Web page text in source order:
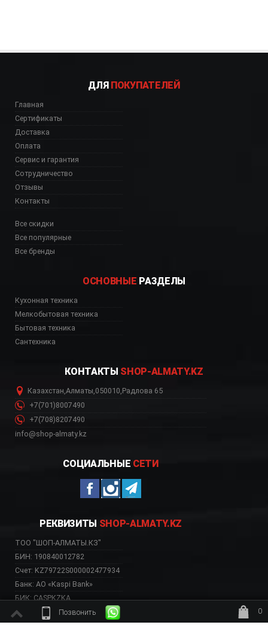
Позвонить
0
ждёт заказ
ДЛЯ ПОКУПАТЕЛЕЙ
Главная
Сертификаты
Доставка
Оплата
Сервис и гарантия
Сотрудничество
Отзывы
Контакты
Все скидки
Все популярные
Все бренды
ОСНОВНЫЕ РАЗДЕЛЫ
Кухонная техника
Мелкобытовая техника
Бытовая техника
Сантехника
КОНТАКТЫ SHOP-ALMATY.KZ
Казахстан,Алматы,050010,Радлова 65
+7(701)8007490
+7(708)8207490
info@shop-almaty.kz
СОЦИАЛЬНЫЕ СЕТИ
РЕКВИЗИТЫ SHOP-ALMATY.KZ
ТОО "ШОП-АЛМАТЫ.КЗ"
БИН: 190840012782
Счет: KZ79722S000002477934
Банк: АО «Kaspi Bank»
БИК: CASPKZKA